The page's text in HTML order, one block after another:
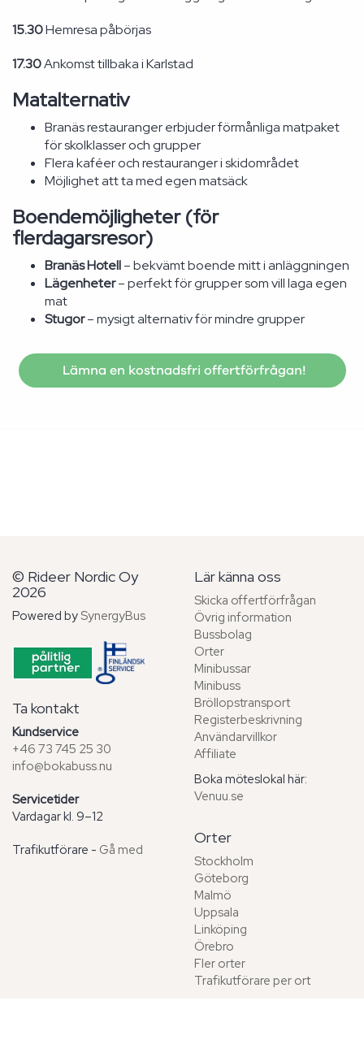
15.30Hemresa påbörjas
17.30Ankomst tillbaka i Karlstad
Matalternativ
Branäs restauranger erbjuder förmånliga matpaket
för skolklasser och grupper
Flera kaféer och restauranger i skidområdet
Möjlighet att ta med egen matsäck
Boendemöjligheter (för
flerdagarsresor)
Branäs Hotell– bekvämt boende mitt i anläggningen
Lägenheter– perfekt för grupper som vill laga egen
mat
Stugor– mysigt alternativ för mindre grupper
Lämna en kostnadsfri offertförfrågan!
© Rideer Nordic Oy
2026
Powered by SynergyBus
Ta kontakt
Kundservice
+46 73 745 25 30
info@bokabuss.nu
Servicetider
Vardagar kl. 9–12
Trafikutförare - Gå med
Lär känna oss
Skicka offertförfrågan
Övrig information
Bussbolag
Orter
Minibussar
Minibuss
Bröllopstransport
Registerbeskrivning
Användarvillkor
Affiliate
Boka möteslokal här:
Venuu.se
Orter
Stockholm
Göteborg
Malmö
Uppsala
Linköping
Örebro
Fler orter
Trafikutförare per ort